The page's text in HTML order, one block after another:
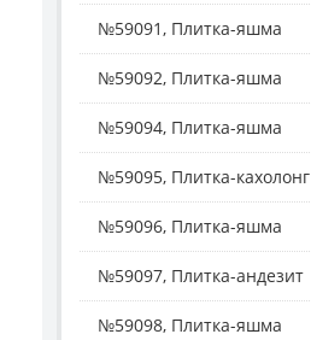
№59091, Плитка-яшма
№59092, Плитка-яшма
№59094, Плитка-яшма
№59095, Плитка-кахолонг
№59096, Плитка-яшма
№59097, Плитка-андезит
№59098, Плитка-яшма